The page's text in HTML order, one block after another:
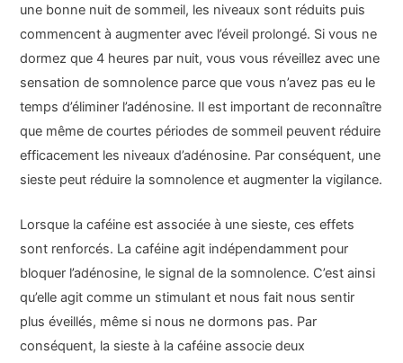
une bonne nuit de sommeil, les niveaux sont réduits puis
commencent à augmenter avec l’éveil prolongé. Si vous ne
dormez que 4 heures par nuit, vous vous réveillez avec une
sensation de somnolence parce que vous n’avez pas eu le
temps d’éliminer l’adénosine. Il est important de reconnaître
que même de courtes périodes de sommeil peuvent réduire
efficacement les niveaux d’adénosine. Par conséquent, une
sieste peut réduire la somnolence et augmenter la vigilance.
Lorsque la caféine est associée à une sieste, ces effets
sont renforcés. La caféine agit indépendamment pour
bloquer l’adénosine, le signal de la somnolence. C’est ainsi
qu’elle agit comme un stimulant et nous fait nous sentir
plus éveillés, même si nous ne dormons pas. Par
conséquent, la sieste à la caféine associe deux